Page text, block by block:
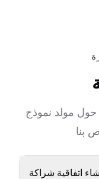
حول مولد نموذج
اتفاقية شراكة